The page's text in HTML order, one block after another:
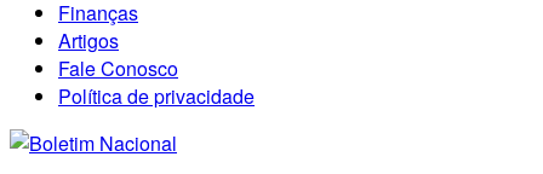
Finanças
Artigos
Fale Conosco
Política de privacidade